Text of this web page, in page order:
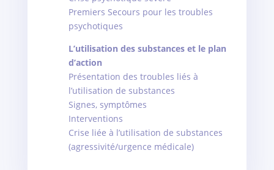
Premiers Secours pour les troubles
psychotiques
L’utilisation des substances et le plan
d’action
Présentation des troubles liés à
l’utilisation de substances
Signes, symptômes
Interventions
Crise liée à l’utilisation de substances
(agressivité/urgence médicale)